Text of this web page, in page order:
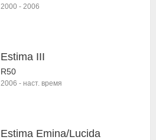
2000 - 2006
Estima III
R50
2006 - наст. время
Estima Emina/Lucida